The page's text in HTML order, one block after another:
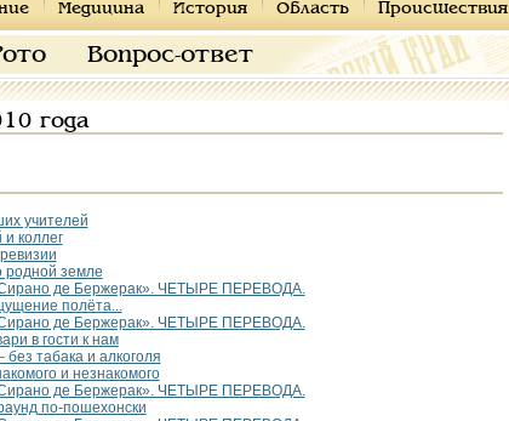
Медицина История Область Происшествия
Вопрос-ответ
года
учителей
и коллег
родной земле
де Бержерак». ЧЕТЫРЕ ПЕРЕВОДА.
полёта...
де Бержерак». ЧЕТЫРЕ ПЕРЕВОДА.
в гости к нам
табака и алкоголя
и незнакомого
де Бержерак». ЧЕТЫРЕ ПЕРЕВОДА.
по-пошехонски